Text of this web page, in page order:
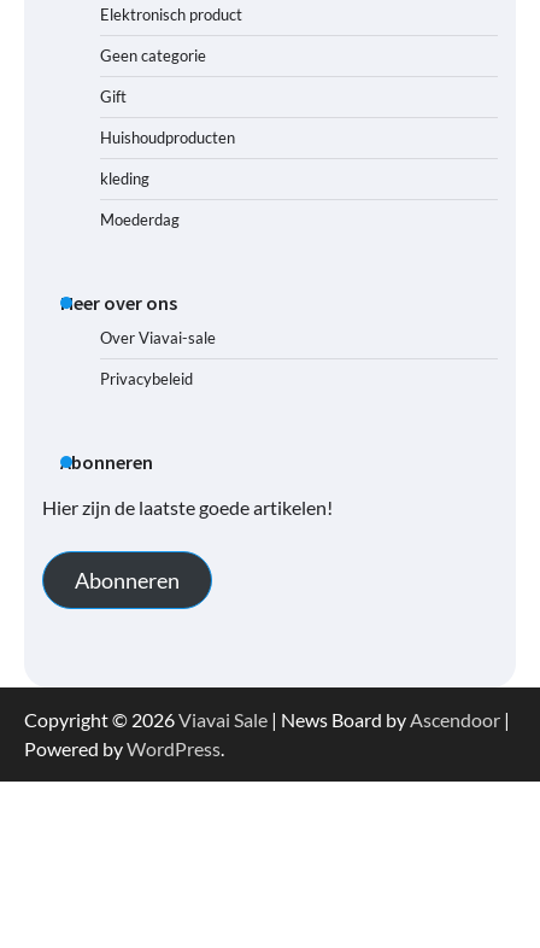
Elektronisch product
Geen categorie
Gift
Huishoudproducten
kleding
Moederdag
Meer over ons
Over Viavai-sale
Privacybeleid
Abonneren
Hier zijn de laatste goede artikelen!
Abonneren
Copyright © 2026Viavai Sale | News Board by Ascendoor |
Powered byWordPress